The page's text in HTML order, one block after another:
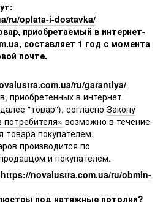
:
ru/oplata-i-dostavka/
приобретаемый в интернет-
составляет 1 год с момента
почте.
ru/garantiya/
приобретенных в интернет
"товар"), согласно Закону
возможно в течение
товара покупателем.
производится по
и покупателем.
https://novalustra.com.ua/ru/obmin-
под натяжные потолки?